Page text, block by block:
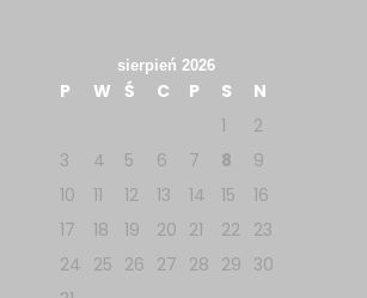
sierpień 2026
P W Ś C P S
N
1
2
3
4 5 6 7 8
9
10
11 12 13 14 15
16
17
18 19 20 21 22
23
24 25 26 27 28 29 30